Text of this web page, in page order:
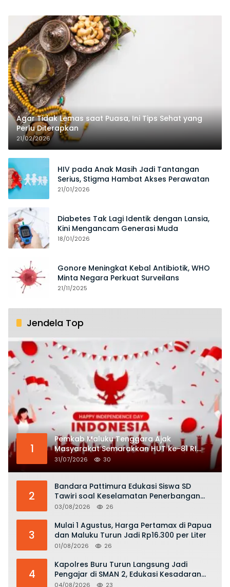
Agar Tidak Lemas saat Puasa, Ini Tips Sehat yang
Perlu Diterapkan
21/02/2026
HIV pada Anak Masih Jadi Tantangan
Serius, Stigma Hambat Akses Perawatan
21/01/2026
Diabetes Tak Lagi Identik dengan Lansia,
Kini Mengancam Generasi Muda
18/01/2026
Gonore Meningkat Kebal Antibiotik, WHO
Minta Negara Perkuat Surveilans
21/11/2025
Jendela Top
1
Pemkab Maluku Tenggara Ajak
Masyarakat Semarakkan HUT ke-81 RI
dengan Semangat Nasionalisme
31/07/2026 30
2
Bandara Pattimura Edukasi Siswa SD
Tawiri soal Keselamatan Penerbangan
dan Bahaya Bermain Layang-layang di
03/08/2026 26
3
Mulai 1 Agustus, Harga Pertamax di Papua
dan Maluku Turun Jadi Rp16.300 per Liter
01/08/2026 26
4
Kapolres Buru Turun Langsung Jadi
Pengajar di SMAN 2, Edukasi Kesadaran
Hukum dan Stop Kekerasan
04/08/2026 23